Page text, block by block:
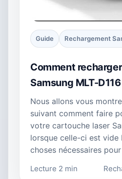
Guide Rechargement
Comment
Samsung MLT-D116
Nous allons vous
suivant comment faire
votre cartouche laser
lorsque celle-ci est vide
choses nécessaires
Lecture 2 min